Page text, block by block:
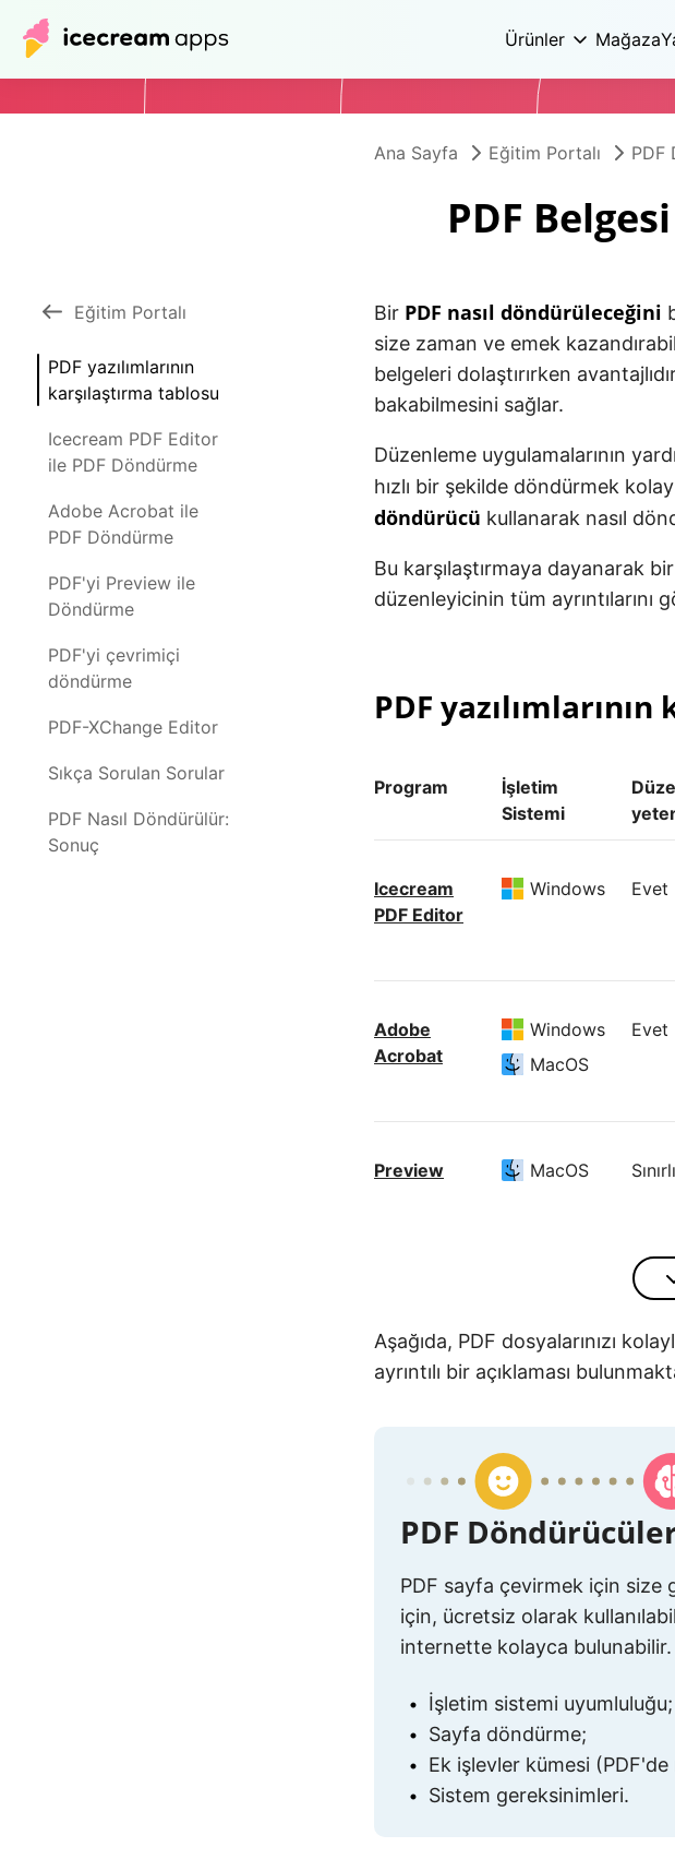
Ürünler Mağaza
Ana Sayfa Eğitim Portalı PDF
PDF
Eğitim Portalı
PDF yazılımlarının
karşılaştırma tablosu
Icecream PDF Editor
ile PDF Döndürme
Adobe Acrobat ile
PDF Döndürme
PDF'yi Preview ile
Döndürme
PDF'yi çevrimiçi
döndürme
PDF-XChange Editor
Sıkça Sorulan Sorular
PDF Nasıl Döndürülür:
Sonuç
Bir PDF nasıl döndürüleceğini
size zaman ve emek
belgeleri dolaştırırken
bakabilmesini sağlar.
Düzenleme uygulamalarının
hızlı bir şekilde döndürmek kolay
döndürücü kullanarak nasıl
Bu karşılaştırmaya dayanarak
düzenleyicinin tüm ayrıntılarını
PDF
Program
İşletim
Sistemi
Icecream
PDF Editor
Windows Evet
Adobe
Acrobat
Windows
MacOS
Evet
Preview MacOS Sınırlı
Sınırlı
Aşağıda, PDF dosyalarınızı
ayrıntılı bir açıklaması
PDF
PDF sayfa çevirmek için
için, ücretsiz olarak
internette kolayca
İşletim sistemi uyumluluğu;
Sayfa döndürme;
Ek işlevler kümesi
Sistem gereksinimleri.